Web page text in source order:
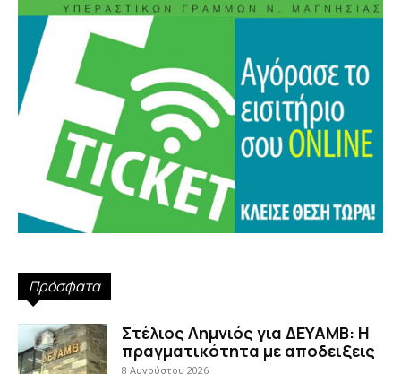
Πρόσφατα
Στέλιος Λημνιός για ΔΕΥΑΜΒ: Η
πραγματικότητα με αποδειξεις
8 Αυγούστου 2026